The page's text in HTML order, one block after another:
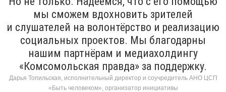
мы сможем вдохновить зрителей
и слушателей на волонтёрство и реализацию
социальных проектов. Мы благодарны
нашим партнёрам и медиахолдингу
«Комсомольская правда» за поддержку.
Дарья Топильская, исполнительный директор и соучредитель АНО ЦСП
«Быть человеком», организатор инициативы